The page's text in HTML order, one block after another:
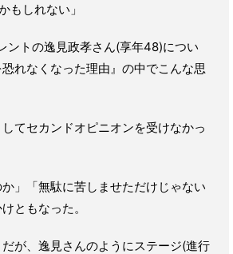
もしれない」
ントの逸見政孝さん(享年48)につい
れなくなった理由』の中でこんな思
てセカンドオピニオンを受けなかっ
」「無駄に苦しませただけじゃない
ともなった。
が、逸見さんのようにステージ(進行